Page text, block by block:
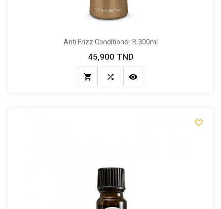
Anti Frizz Conditioner B 300ml
Prix
45,900 TND
  
